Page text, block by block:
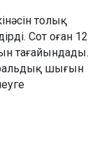
толық
Сот оған 12
тағайындады.
шығын